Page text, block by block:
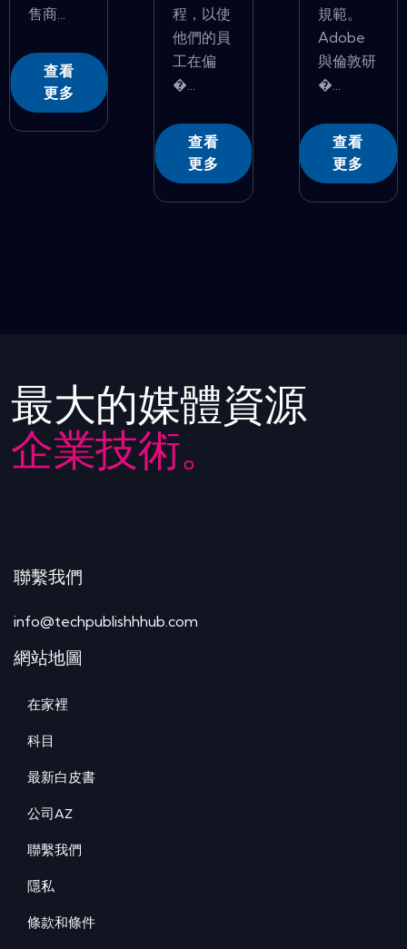
售商...
查看
更多
程，以使
他們的員
工在偏
�...
查看
更多
規範。
Adobe
與倫敦研
�...
查看
更多
最大的媒體資源
企業技術。
聯繫我們
info@techpublishhhub.com
網站地圖
在家裡
科目
最新白皮書
公司AZ
聯繫我們
隱私
條款和條件